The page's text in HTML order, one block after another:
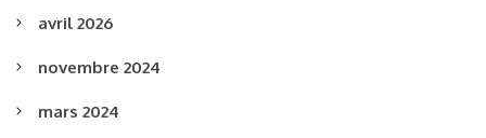
avril 2026
novembre 2024
mars 2024